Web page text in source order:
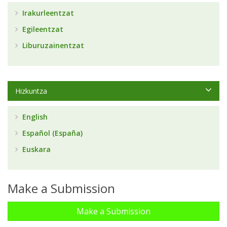
Irakurleentzat
Egileentzat
Liburuzainentzat
Hizkuntza
English
Español (España)
Euskara
Make a Submission
Make a Submission